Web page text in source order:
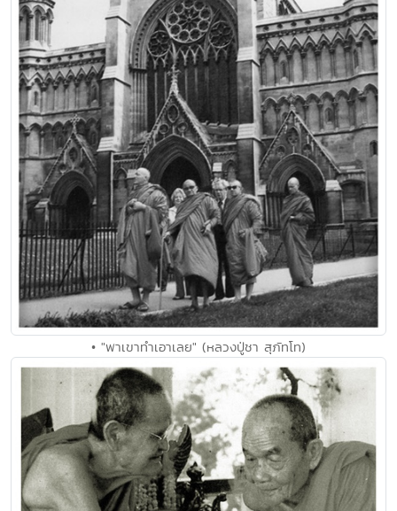
• "พาเขาทำเอาเลย" (หลวงปู่ชา สุภัทโท)